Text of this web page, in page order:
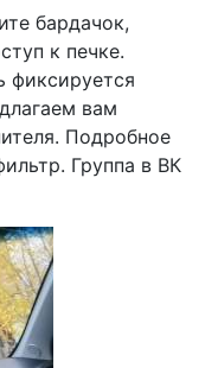
бардачок,
к печке.
фиксируется
вам
Подробное
Группа в ВК